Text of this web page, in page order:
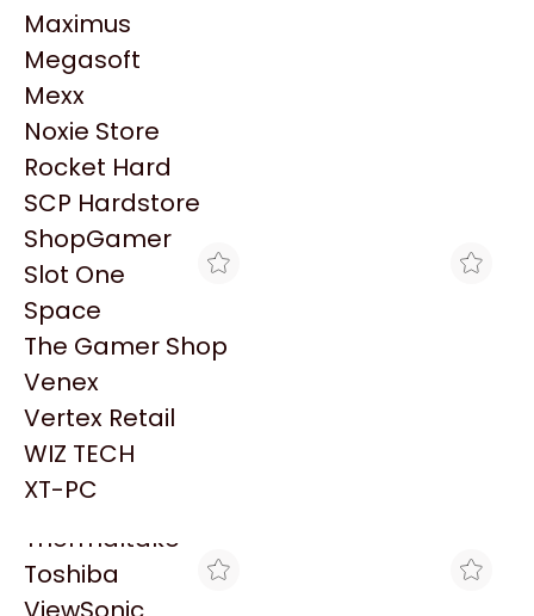
NVIDIA GeForce
NZXT
PNY
Palit
Philips
PowerColor
Razer
Redragon
Samsung
Sandisk
Sapphire
Seagate
Sentey
Solarmax
Thermaltake
Toshiba
Maximus
Megasoft
Mexx
Noxie Store
Rocket Hard
SCP Hardstore
ShopGamer
Slot One
Space
The Gamer Shop
Venex
Vertex Retail
WIZ TECH
XT-PC
Productos
Similares
Explorá más productos similares
MAX TECNO
HP 91 NEGRO FOTO
VENCIDO
$6.394